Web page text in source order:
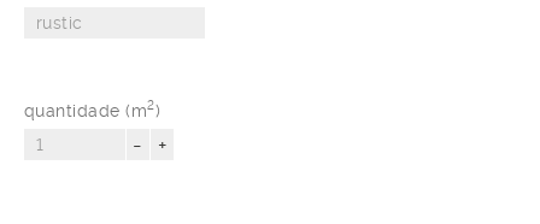
quantidade (m2)
- +